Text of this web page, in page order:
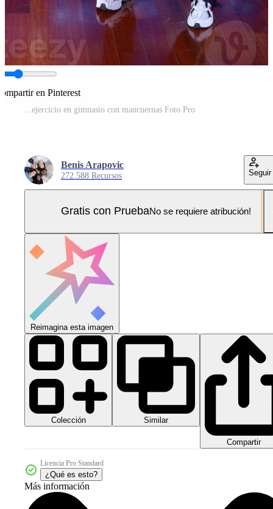
en Pinterest
...ejercicio en gimnasio con mancuernas Foto Pro
Benis Arapovic
272.588 Recursos Seguir
Gratis con PruebaNo se requiere atribución!
Reimagina esta imagen
Colección Similar
Compartir
Licencia Pro Standard
¿Qué es esto?
Más información